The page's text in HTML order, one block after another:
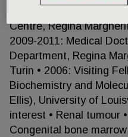
Centre, Regina
2009-2011: Medical
Department, Regina
Turin • 2006: Visiting
Biochemistry and
Ellis), University of
interest • Renal tumour
Congenital bone